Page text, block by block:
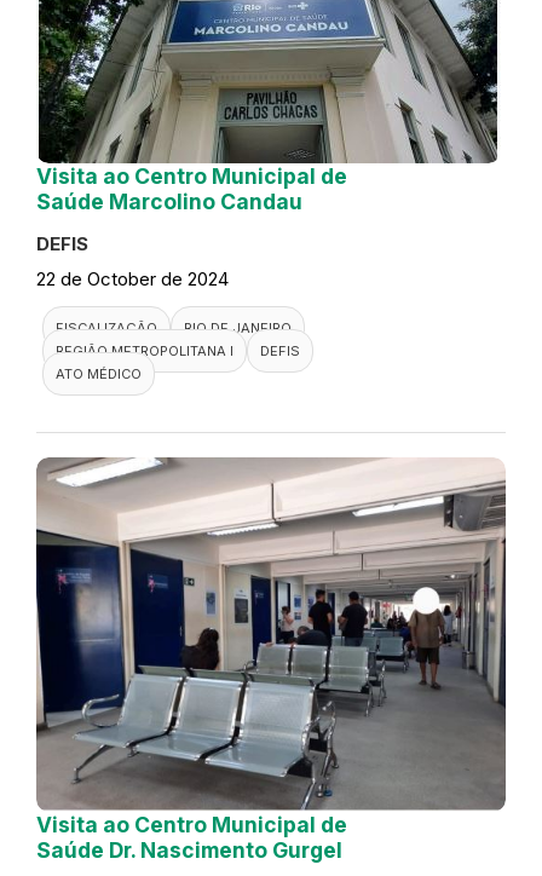
Visita ao Centro Municipal de
Saúde Marcolino Candau
DEFIS
22 de October de 2024
FISCALIZAÇÃO
RIO DE JANEIRO
REGIÃO METROPOLITANA I
DEFIS
ATO MÉDICO
Visita ao Centro Municipal de
Saúde Dr. Nascimento Gurgel